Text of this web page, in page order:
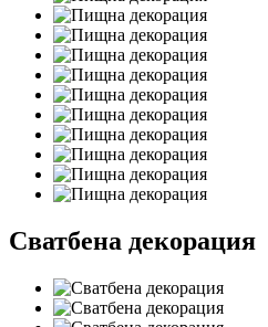
Сватбена декорация